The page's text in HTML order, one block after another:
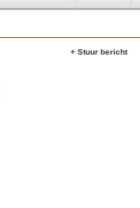
+ Stuur bericht